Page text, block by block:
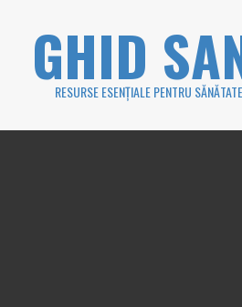
GHID
RESURSE ESENȚIALE PENTRU